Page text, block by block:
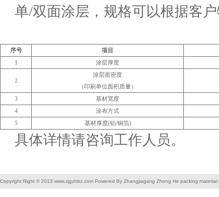
单/双面涂层，规格可以根据客
序号
项目
1
涂层厚度
2
涂层面密度
（印刷单位面积质量）
3
基材宽度
4
涂布方式
5
基材厚度(铝/铜箔)
具体详情请咨询工作人员。
Copyright Right © 2013 www.zjgzhbz.com Powered By Zhangjiagang Zhong He packing material